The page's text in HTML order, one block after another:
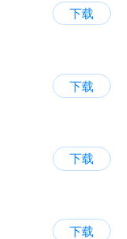
下载
下载
下载
下载